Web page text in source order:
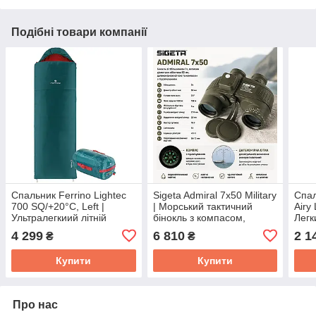
Подібні товари компанії
Спальник Ferrino Lightec
700 SQ/+20°C, Left |
Ультралегкиий літній
для користувачів зростом
до 205 см
4 299 ₴
Купити
Sigeta Admiral 7x50 Military
| Морський тактичний
бінокль з компасом,
далекомірною сіткою та
водозахистом для
екстремальних умов
6 810₴
Купити
Airy
2
Про нас